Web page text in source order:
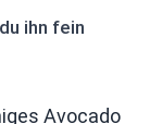
ihn fein
Avocado